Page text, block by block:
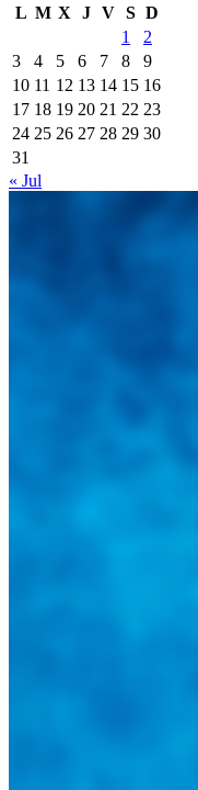
L M X J V S D
1
2
3
4 5 6 7 8
9
10 11 12 13 14 15 16
17 18 19 20 21 22 23
24 25 26 27 28 29 30
31
« Jul
locales, nacionales e